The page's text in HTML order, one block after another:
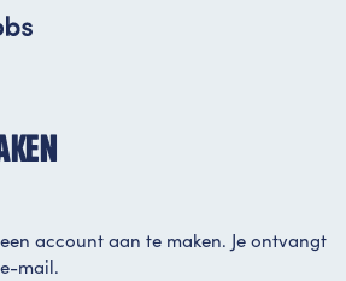
account aan te maken. Je ontvangt
mail.